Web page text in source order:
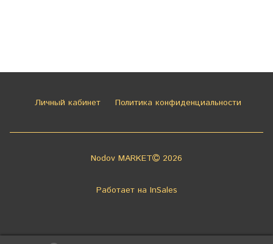
Личный кабинет Политика конфиденциальности
Nodov MARKET 2026
Работает на InSales